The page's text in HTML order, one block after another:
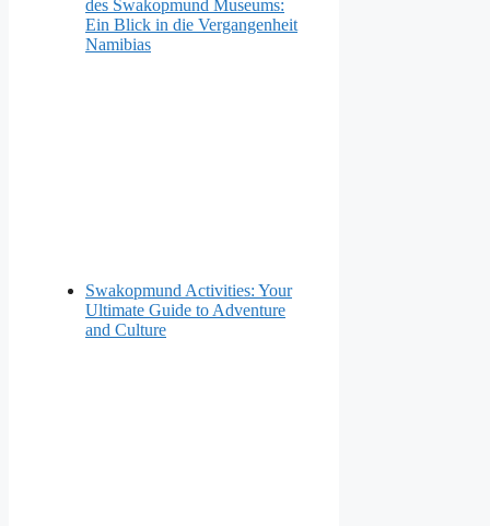
des Swakopmund Museums:
Ein Blick in die Vergangenheit
Namibias
Swakopmund Activities: Your
Ultimate Guide to Adventure
and Culture